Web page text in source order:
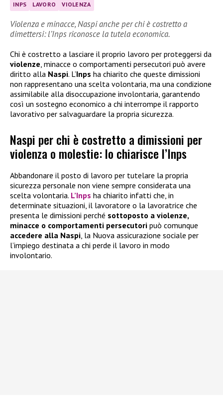
INPS LAVORO VIOLENZA
Violenza e minacce, Naspi anche per chi è costretto a
dimettersi: l’Inps riconosce la tutela economica.
Chi è costretto a lasciare il proprio lavoro per proteggersi da
violenze, minacce o comportamenti persecutori può avere
diritto alla Naspi. L’Inps ha chiarito che queste dimissioni
non rappresentano una scelta volontaria, ma una condizione
assimilabile alla disoccupazione involontaria, garantendo
così un sostegno economico a chi interrompe il rapporto
lavorativo per salvaguardare la propria sicurezza.
Naspi per chi è costretto a dimissioni per
violenza o molestie: lo chiarisce l’Inps
Abbandonare il posto di lavoro per tutelare la propria
sicurezza personale non viene sempre considerata una
scelta volontaria. L’Inps ha chiarito infatti che, in
determinate situazioni, il lavoratore o la lavoratrice che
presenta le dimissioni perché sottoposto a violenze,
minacce o comportamenti persecutori può comunque
accedere alla Naspi , la Nuova assicurazione sociale per
l’impiego destinata a chi perde il lavoro in modo
involontario.